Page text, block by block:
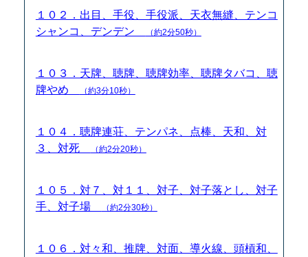
１０２．出目、手役、手役派、天衣無縫、テンコ
シャンコ、デンデン
（約2分50秒）
１０３．天牌、聴牌、聴牌効率、聴牌タバコ、聴
牌やめ
（約3分10秒）
１０４．聴牌連荘、テンパネ、点棒、天和、対
３、対死
（約2分20秒）
１０５．対７、対１１、対子、対子落とし、対子
手、対子場
（約2分30秒）
１０６．対々和、推牌、対面、導火線、頭槓和、